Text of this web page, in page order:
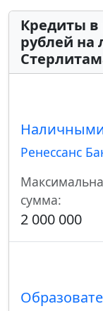
Кредиты в
рублей на
Ренессанс
сумма:
2 000 000